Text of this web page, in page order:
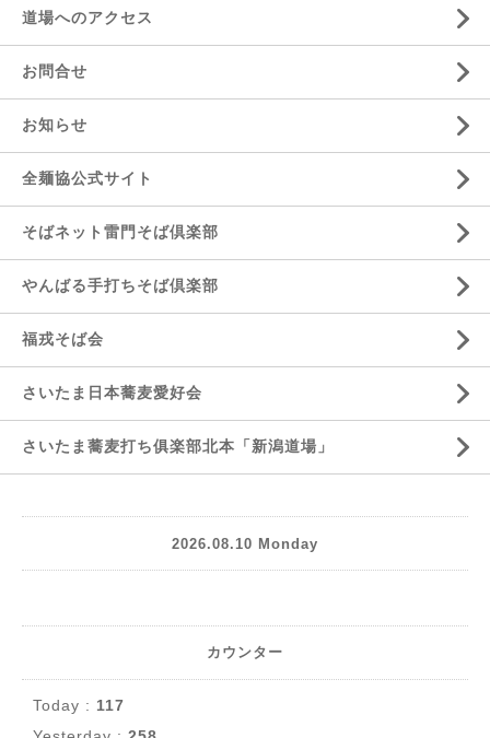
道場へのアクセス
お問合せ
お知らせ
全麺協公式サイト
そばネット雷門そば倶楽部
やんばる手打ちそば倶楽部
福戎そば会
さいたま日本蕎麦愛好会
さいたま蕎麦打ち俱楽部北本「新潟道場」
2026.08.10 Monday
カウンター
Today : 117